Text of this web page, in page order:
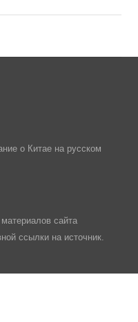
о Китае на русском
сайта
ссылки на источник.